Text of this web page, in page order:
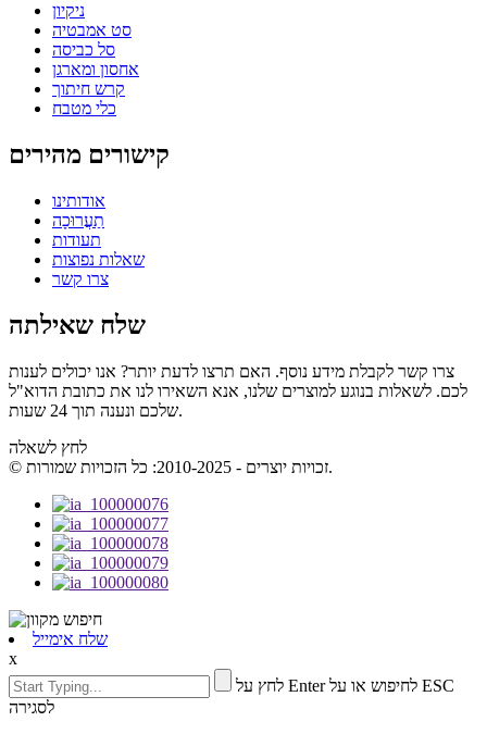
ניקיון
סט אמבטיה
סל כביסה
אחסון ומארגן
קרש חיתוך
כלי מטבח
קישורים מהירים
אודותינו
תַעֲרוּכָה
תעודות
שאלות נפוצות
צרו קשר
שלח שאילתה
צרו קשר לקבלת מידע נוסף. האם תרצו לדעת יותר? אנו יכולים לענות
לכם. לשאלות בנוגע למוצרים שלנו, אנא השאירו לנו את כתובת הדוא"ל
שלכם ונענה תוך 24 שעות.
לחץ לשאלה
© זכויות יוצרים - 2010-2025: כל הזכויות שמורות.
שלח אימייל
x
לחץ על Enter לחיפוש או על ESC
לסגירה